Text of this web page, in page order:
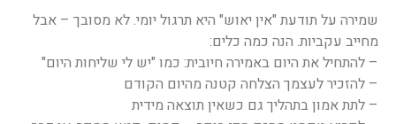
שמירה על תודעת "אין יאוש" היא תרגול יומי. לא מסובך – אבל
מחייב עקביות. הנה כמה כלים:
– להתחיל את היום באמירה חיובית: כמו "יש לי שליחות היום"
– להזכיר לעצמך הצלחה קטנה מהיום הקודם
– לתת אמון בתהליך גם כשאין תוצאה מידית